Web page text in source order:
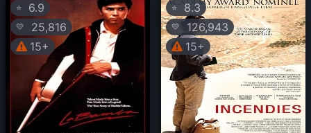
⭐ 6.9
💛
25,816
15+
⭐ 8.3
💛
126,943
15+